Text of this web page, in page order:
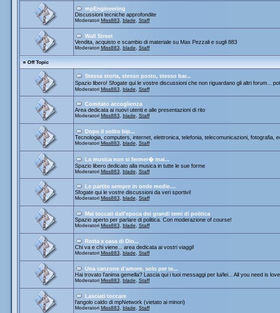
mpEngineering
Discussioni tecniche approfondite
Moderatori Miss883 blade Staff
Wall Street
Vendita, acquisto e scambio di materiale su Max Pezzali e sugli 883
Moderatori Miss883 blade Staff
¤ Off Topic
Stessa storia, stesso posto, stesso bar...
Spazio libero! Sfogate qui le vostre discussioni che non riguardano gli altri forum...
Moderatori Miss883 blade Staff
Comitato accoglienza
Area dedicata ai nuovi utenti e alle presentazioni di rito
Moderatori Miss883 blade Staff
Dopo il solito bip...
Tecnologia, computers, internet, elettronica, telefonia, telecomunicazioni, fotografia,
Moderatori Miss883 blade Staff
La musica non si fermer� mai...
Spazio libero dedicato alla musica in tutte le sue forme
Moderatori Miss883 blade Staff
Le partite sempre in onde medie....
Sfogate qui le vostre discussioni da veri sportivi!
Moderatori Miss883 blade Staff
Mai toccati dall'epoca dei grandi temi di politica
Spazio aperto per parlare di politica. Con moderazione of course!
Moderatori Miss883 blade Staff
Rotta x casa di Dio...
Chi va e chi viene... area dedicata ai vostri viaggi!
Moderatori Miss883 blade Staff
Una canzone d'amore, solo per te...
Hai trovato l'anima gemella? Lascia qui i tuoi messaggi per lui/lei... All you need is
Moderatori Miss883 blade Staff
Lasciati toccare
l'angolo caldo di mpNetwork (vietato ai minori)
Moderatori Miss883 blade Staff